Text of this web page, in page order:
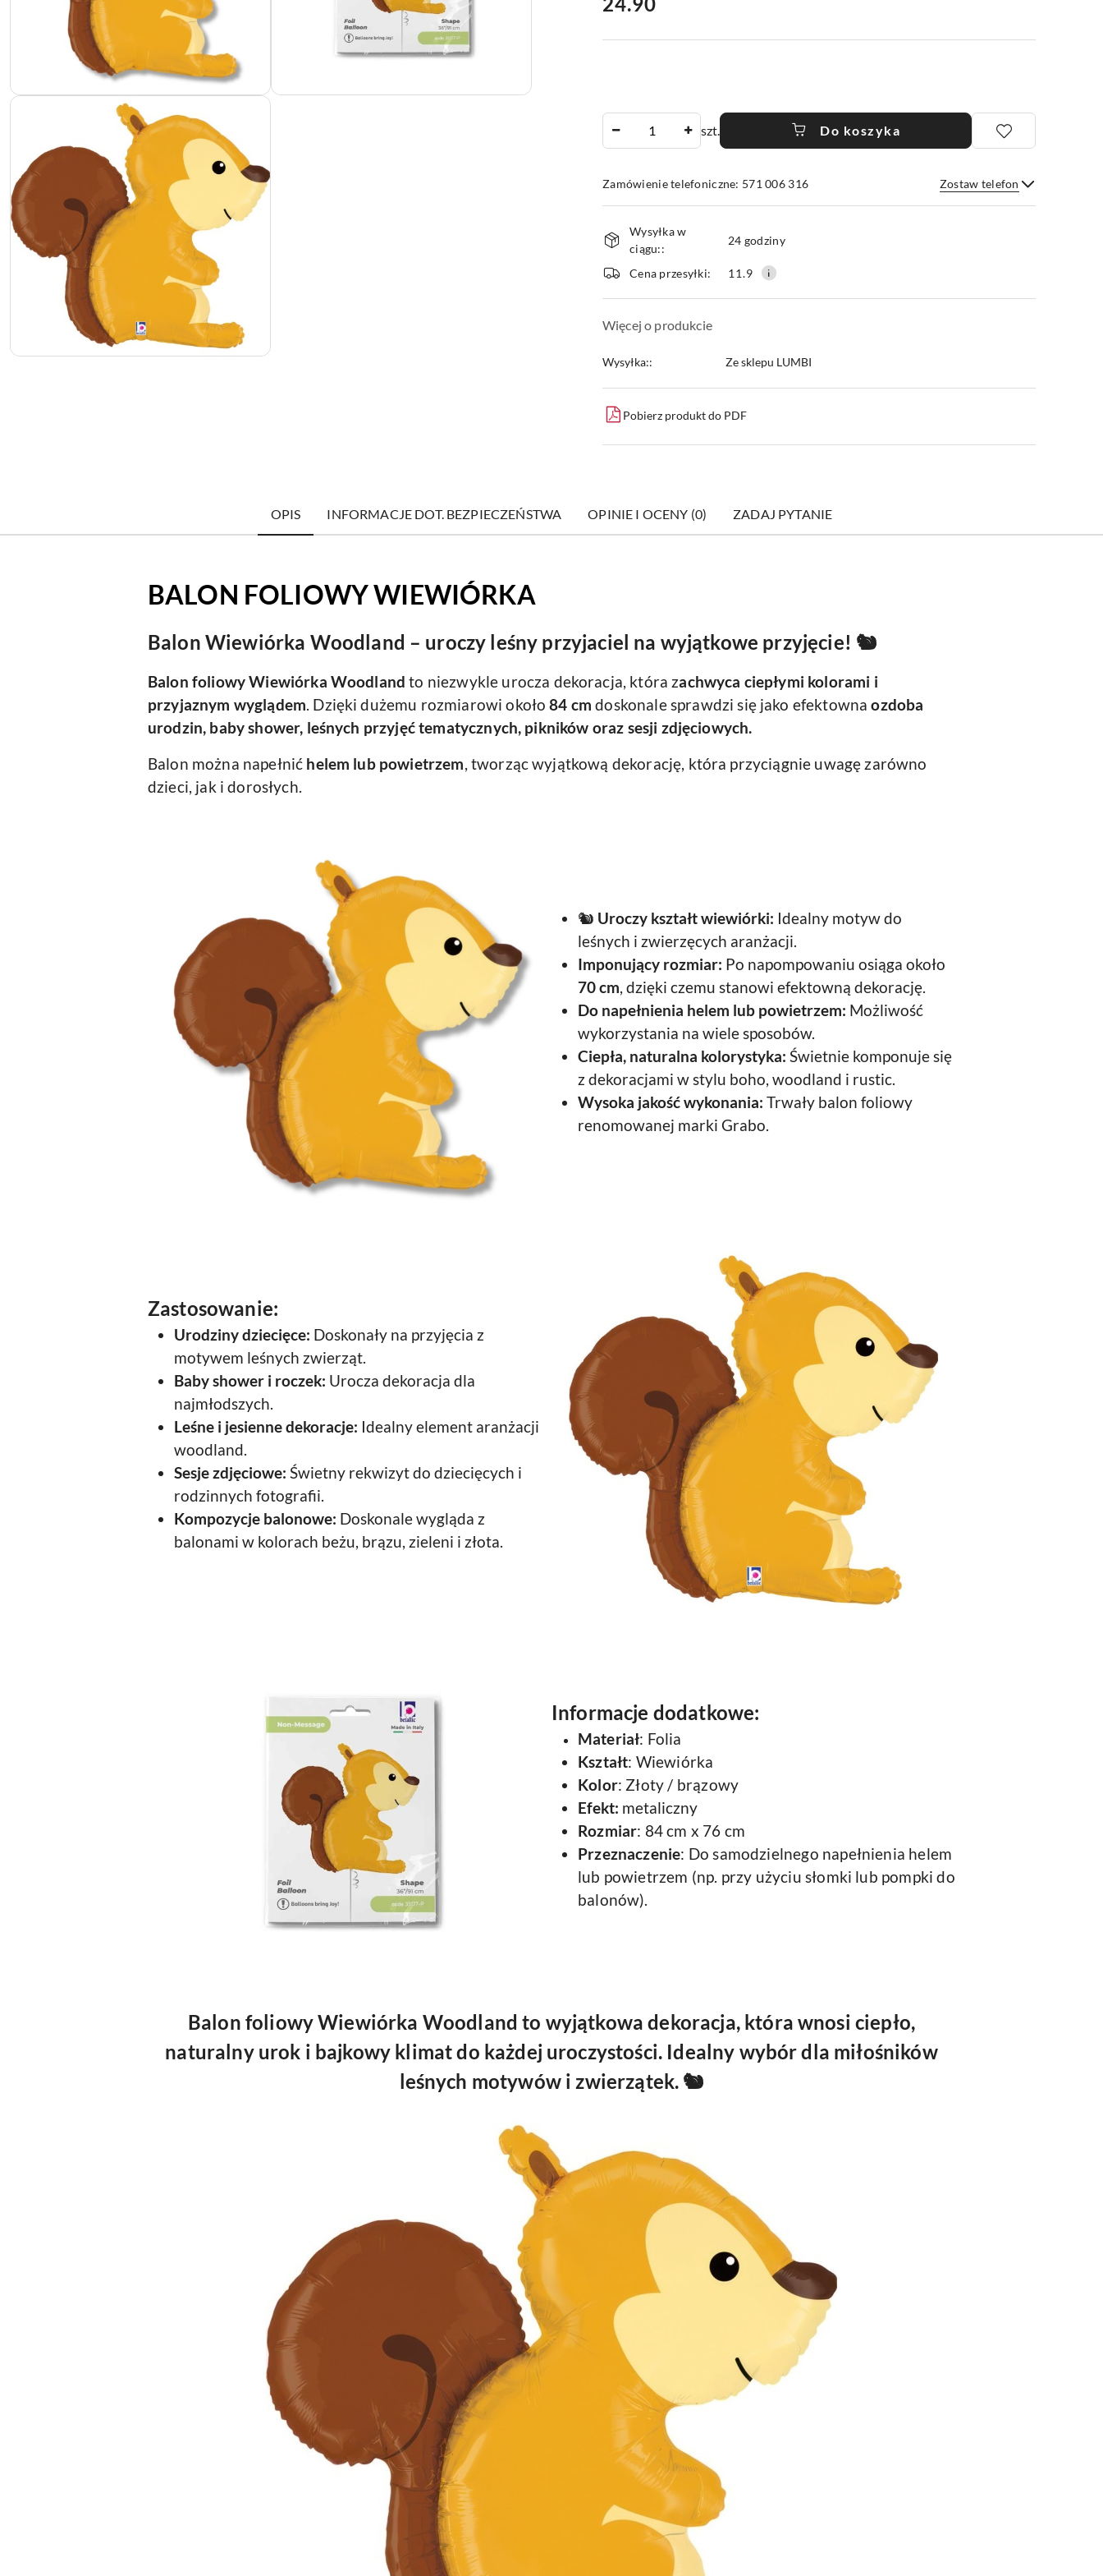
szt. Do koszyka
Zamówienie telefoniczne: 571 006 316 Zostaw telefon
Wyślij
i
dostawa
Wysyłka w
ciągu::
24 godziny
Cena przesyłki: 11.9
Więcej o produkcie
Wysyłka:: Ze sklepu LUMBI
Pobierz produkt do PDF
OPIS INFORMACJE DOT. BEZPIECZEŃSTWA OPINIE I OCENY (0) ZADAJ PYTANIE
BALON FOLIOWY WIEWIÓRKA
Balon Wiewiórka Woodland – uroczy leśny przyjaciel na wyjątkowe przyjęcie! 🐿️
Balon foliowyWiewiórka Woodland to niezwykle urocza dekoracja, która zachwyca ciepłymi kolorami i
przyjaznym wyglądem. Dzięki dużemu rozmiarowi około84 cm doskonale sprawdzi się jako efektownaozdoba
urodzin, baby shower, leśnych przyjęć tematycznych, pikników oraz sesji zdjęciowych.
Balon można napełnić helem lub powietrzem, tworząc wyjątkową dekorację, która przyciągnie uwagę zarówno
dzieci, jak i dorosłych.
🐿️ Uroczy kształt wiewiórki: Idealny motyw do
leśnych i zwierzęcych aranżacji.
Imponujący rozmiar: Po napompowaniu osiąga około
70 cm, dzięki czemu stanowi efektowną dekorację.
Do napełnienia helem lub powietrzem: Możliwość
wykorzystania na wiele sposobów.
Ciepła, naturalna kolorystyka: Świetnie komponuje się
z dekoracjami w stylu boho, woodland i rustic.
Wysoka jakość wykonania: Trwały balon foliowy
renomowanej marki Grabo.
Zastosowanie:
Urodziny dziecięce: Doskonały na przyjęcia z
motywem leśnych zwierząt.
Baby shower i roczek: Urocza dekoracja dla
najmłodszych.
Leśne i jesienne dekoracje: Idealny element aranżacji
woodland.
Sesje zdjęciowe: Świetny rekwizyt do dziecięcych i
rodzinnych fotografii.
Kompozycje balonowe: Doskonale wygląda z
balonami w kolorach beżu, brązu, zieleni i złota.
Informacje dodatkowe:
Materiał: Folia
Kształt: Wiewiórka
Kolor: Złoty / brązowy
Efekt: metaliczny
Rozmiar: 84 cm x 76 cm
Przeznaczenie: Do samodzielnego napełnienia helem
lub powietrzem (np. przy użyciu słomki lub pompki do
balonów).
Balon foliowyWiewiórka Woodlandto wyjątkowa dekoracja, która wnosi ciepło,
naturalny urok i bajkowy klimat do każdej uroczystości. Idealny wybór dla miłośników
leśnych motywów i zwierzątek. 🐿️